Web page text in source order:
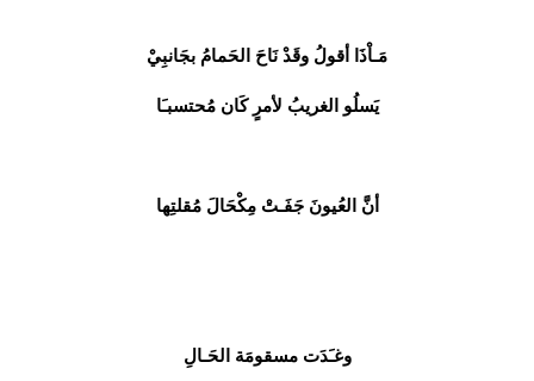
مَـاْذَا أقولُ وقَدْ نَاحَ الحَمامُ بجَانبِيْ
يَسلُو الغريبُ لأمرٍ كَان مُحتسبـَا
أنَّ العُيونَ جَفَـتْ مِكْحَالَ مُقلتِها
وغـَدَت مسقومَة الحَـالِ